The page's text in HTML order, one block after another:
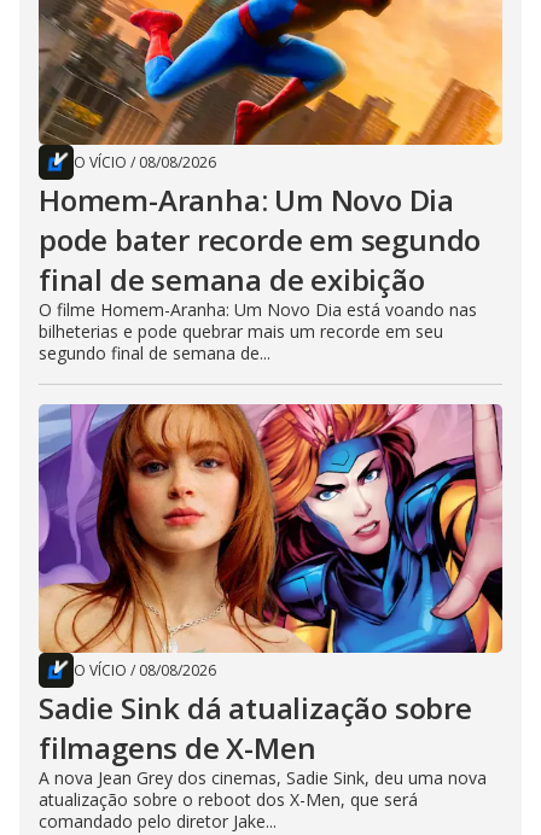
O VÍCIO / 08/08/2026
Homem-Aranha: Um Novo Dia
pode bater recorde em segundo
final de semana de exibição
O filme Homem-Aranha: Um Novo Dia está voando nas
bilheterias e pode quebrar mais um recorde em seu
segundo final de semana de...
O VÍCIO / 08/08/2026
Sadie Sink dá atualização sobre
filmagens de X-Men
A nova Jean Grey dos cinemas, Sadie Sink, deu uma nova
atualização sobre o reboot dos X-Men, que será
comandado pelo diretor Jake...